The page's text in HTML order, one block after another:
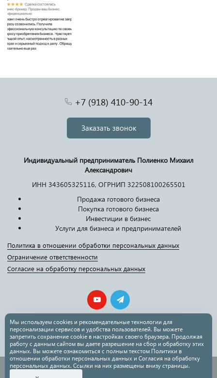
+7 (918) 410-90-14
Заказать звонок
Индивидуальный предприниматель Полиенко Михаил
Александрович
ИНН 343605325116, ОГРНИП 322508100265501
Продажа готового бизнеса
Покупка готового бизнеса
Инвестиции в бизнес
Услуги для бизнеса и предпринимателей
Политика в отношении обработки персональных данных
Ограничение ответственности
Согласие на обработку персональных данных
mail@polienko.ru
Мы используем cookies и рекомендательные технологии для
персонализации сервисов и удобства пользователей. Вы можете
запретить сохранение cookie в настройках своего браузера. Продолжая
работу с данным сайтом вы даете разрешение на сбор и обработку этих
данных. Вы можете ознакомиться с полным текстом Политики в
отношении обработки персональных данных и Согласия на обработку
персональных данных. Ссылки на них размещены внизу страницы.